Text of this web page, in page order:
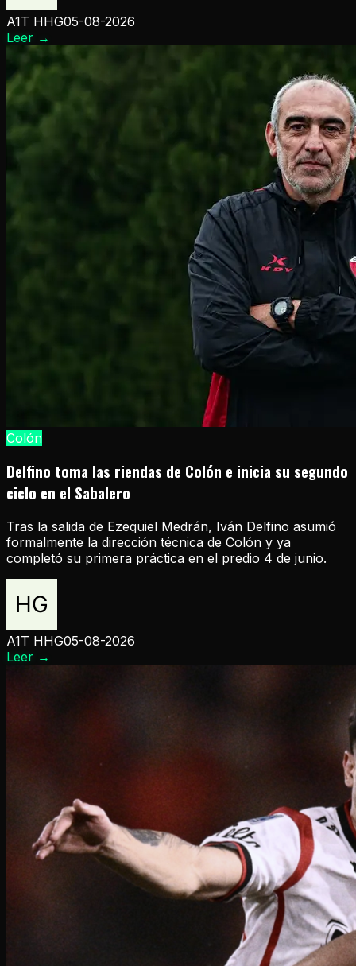
A1T HHG05-08-2026
Leer →
Colón
Delfino toma las riendas de Colón e inicia su segundo
ciclo en el Sabalero
Tras la salida de Ezequiel Medrán, Iván Delfino asumió
formalmente la dirección técnica de Colón y ya
completó su primera práctica en el predio 4 de junio.
A1T HHG05-08-2026
Leer →